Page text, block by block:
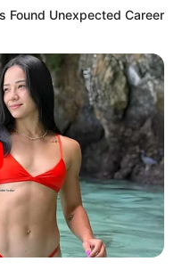
Found Unexpected Career